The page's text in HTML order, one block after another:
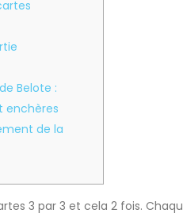
Belote :
enchères
de la
3 par 3 et cela 2 fois.